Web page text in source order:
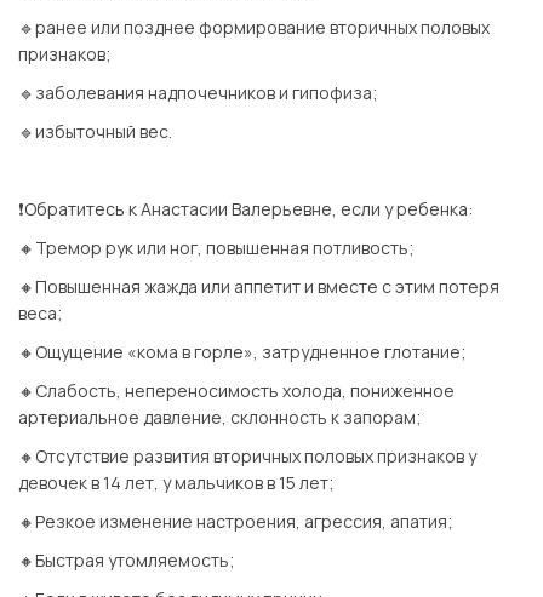
🔹ранее или позднее формирование вторичных половых
признаков;
🔹заболевания надпочечников и гипофиза;
🔹избыточный вес.
❗️Обратитесь к Анастасии Валерьевне, если у ребенка:
🔸Тремор рук или ног, повышенная потливость;
🔸Повышенная жажда или аппетит и вместе с этим потеря
веса;
🔸Ощущение «кома в горле», затрудненное глотание;
🔸Слабость, непереносимость холода, пониженное
артериальное давление, склонность к запорам;
🔸Отсутствие развития вторичных половых признаков у
девочек в 14 лет, у мальчиков в 15 лет;
🔸Резкое изменение настроения, агрессия, апатия;
🔸Быстрая утомляемость;